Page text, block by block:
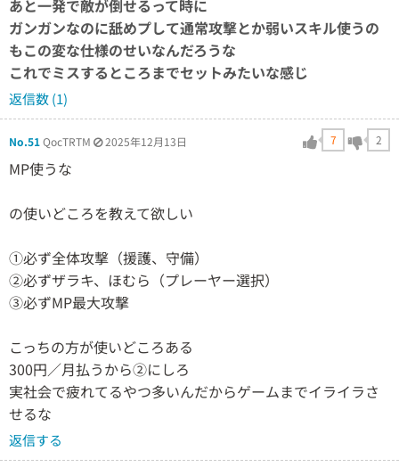
あと一発で敵が倒せるって時に
ガンガンなのに舐めプして通常攻撃とか弱いスキル使うの
もこの変な仕様のせいなんだろうな
これでミスするところまでセットみたいな感じ
返信数 (1)
No.51QocTRTM 2025年12月13日 7 2
MP使うな
の使いどころを教えて欲しい
①必ず全体攻撃（援護、守備）
②必ずザラキ、ほむら（プレーヤー選択）
③必ずMP最大攻撃
こっちの方が使いどころある
300円／月払うから②にしろ
実社会で疲れてるやつ多いんだからゲームまでイライラさ
せるな
返信する